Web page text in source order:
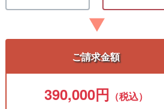
ご請求金額
390,000円 （税込）